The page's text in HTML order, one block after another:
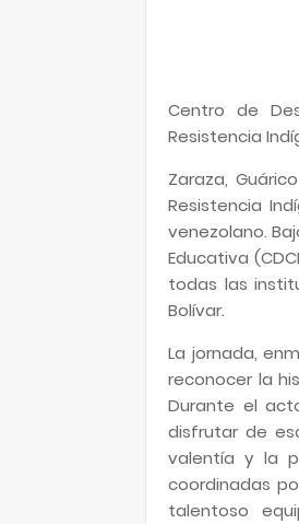
Centro de
Resistencia
Zaraza,
Resistencia
venezolano.
Educativa
todas las
Bolívar.
La jornada,
reconocer la
Durante el
disfrutar de
valentía y la
coordinadas
talentoso